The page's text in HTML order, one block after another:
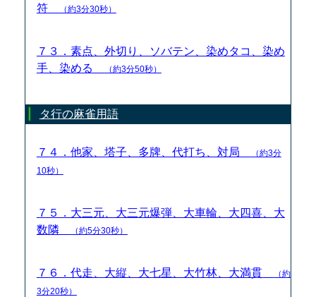
符
（約3分30秒）
７３．素点、外切り、ソバテン、染めタコ、染め
手、染める
（約3分50秒）
タ行の麻雀用語
７４．他家、塔子、多牌、代打ち、対局
（約3分
10秒）
７５．大三元、大三元爆弾、大車輪、大四喜、大
数隣
（約5分30秒）
７６．代走、大縦、大七星、大竹林、大満貫
（約
3分20秒）